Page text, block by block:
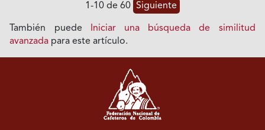
1-10 de 60 Siguiente
También puede
Iniciar una búsqueda de similitud
avanzada para este artículo.